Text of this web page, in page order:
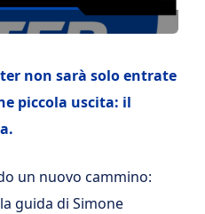
non sarà solo entrate
piccola uscita: il
un nuovo cammino:
guida di Simone